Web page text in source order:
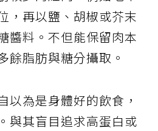
，再以鹽、胡椒或芥末
醬料。不但能保留肉本
餘脂肪與糖分攝取。
以為是身體好的飲食，
與其盲目追求高蛋白或